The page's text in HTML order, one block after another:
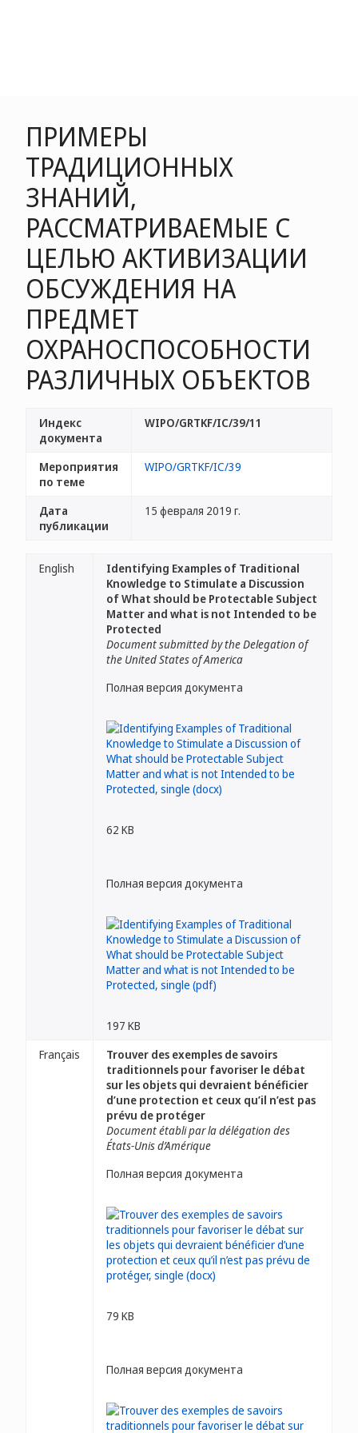
ПРИМЕРЫ
ТРАДИЦИОННЫХ
ЗНАНИЙ,
РАССМАТРИВАЕМЫЕ С
ЦЕЛЬЮ АКТИВИЗАЦИИ
ОБСУЖДЕНИЯ НА
ПРЕДМЕТ
ОХРАНОСПОСОБНОСТИ
РАЗЛИЧНЫХ ОБЪЕКТОВ
Индекс
документа
WIPO/GRTKF/IC/39/11
Мероприятия
по теме
WIPO/GRTKF/IC/39
Дата
публикации
15 февраля 2019 г.
English
Identifying Examples of Traditional
Knowledge to Stimulate a Discussion
of What should be Protectable Subject
Matter and what is not Intended to be
Protected
Document submitted by the Delegation of
the United States of America
Полная версия документа
62 KB
Полная версия документа
197 KB
Français
Trouver des exemples de savoirs
traditionnels pour favoriser le débat
sur les objets qui devraient bénéficier
d’une protection et ceux qu’il n’est pas
prévu de protéger
Document établi par la délégation des
États-Unis d’Amérique
Полная версия документа
79 KB
Полная версия документа